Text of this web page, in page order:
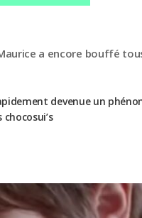
a encore bouffé
devenue un